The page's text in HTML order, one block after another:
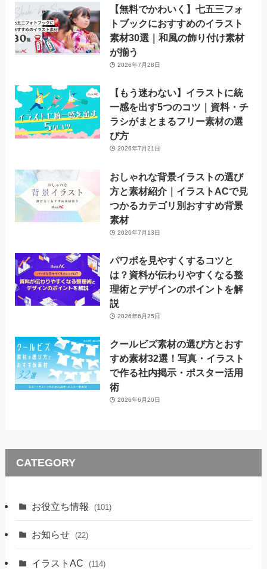
【無料でかわいく】七五三フォ
トブックにおすすめのイラスト
素材30選｜和風の飾り付け素材
が揃う
2026年7月28日
【もう迷わない】イラストに統
一感を出す5つのコツ｜資料・チ
ラシがまとまるフリー素材の選
び方
2026年7月21日
おしゃれな背景イラストの選び
方と素材紹介｜イラストACで見
つかるカテゴリ別おすすめ背景
素材
2026年7月13日
パワポを見やすくするコツと
は？資料が伝わりやすくなる整
理術とデザインのポイントを解
説
2026年6月25日
クールビズ素材の選び方とおす
すめ素材32選！写真・イラスト
で作る社内掲示・ポスター活用
術
2026年6月20日
CATEGORY
お役立ち情報 (101)
お知らせ (22)
イラストAC (114)